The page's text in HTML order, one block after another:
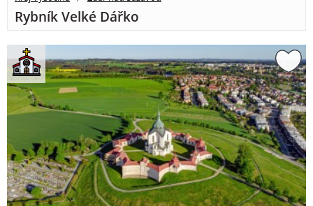
Rybník Velké Dářko